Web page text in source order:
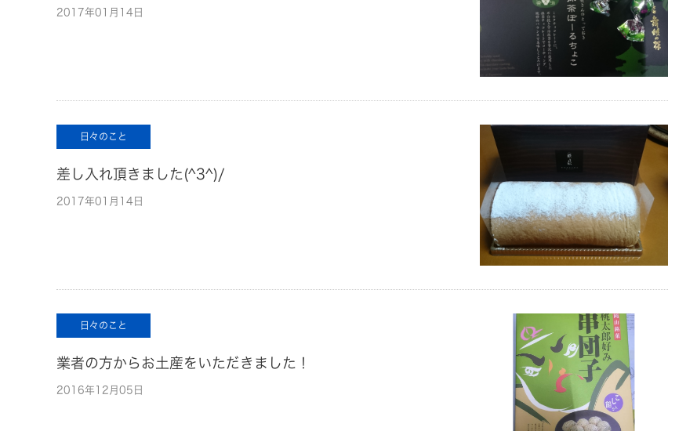
2017年01月14日
日々のこと
差し入れ頂きました(^3^)/
2017年01月14日
日々のこと
業者の方からお土産をいただきました！
2016年12月05日